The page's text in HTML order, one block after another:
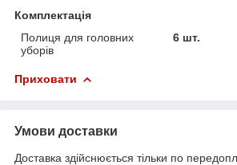
Комплектація
Полиця для головних
уборів
6 шт.
Приховати
Умови доставки
Доставка здійснюється тільки по